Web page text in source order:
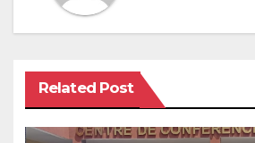
Related Post